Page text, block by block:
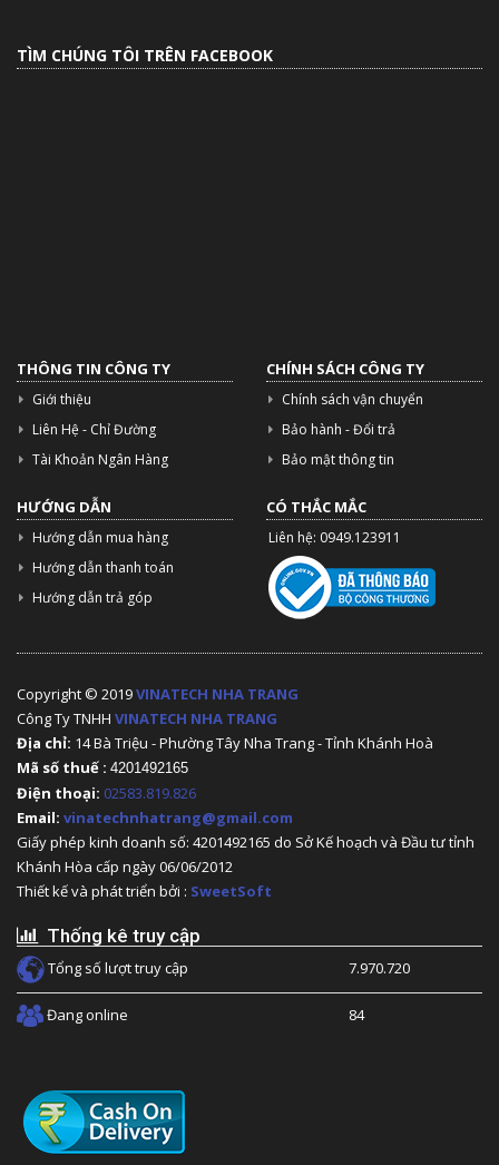
TÌM CHÚNG TÔI TRÊN FACEBOOK
THÔNG TIN CÔNG TY
Giới thiệu
Liên Hệ - Chỉ Đường
Tài Khoản Ngân Hàng
CHÍNH SÁCH CÔNG TY
Chính sách vận chuyển
Bảo hành - Đổi trả
Bảo mật thông tin
HƯỚNG DẪN
Hướng dẫn mua hàng
Hướng dẫn thanh toán
Hướng dẫn trả góp
CÓ THẮC MẮC
Liên hệ: 0949.123911
Copyright © 2019VINATECH NHA TRANG
Công Ty TNHH VINATECH NHA TRANG
Địa chỉ: 14 Bà Triệu - Phường Tây Nha Trang - Tỉnh Khánh Hoà
Mã số thuế : 4201492165
Điện thoại: 02583.819.826
Email: vinatechnhatrang@gmail.com
Giấy phép kinh doanh số: 4201492165 do Sở Kế hoạch và Đầu tư tỉnh
Khánh Hòa cấp ngày 06/06/2012
Thiết kế và phát triển bởi : SweetSoft
Thống kê truy cập
Tổng số lượt truy cập 7.970.720
Đang online 84